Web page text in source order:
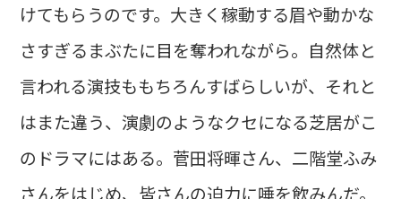
けてもらうのです。大きく稼動する眉や動かな
さすぎるまぶたに目を奪われながら。自然体と
言われる演技ももちろんすばらしいが、それと
はまた違う、演劇のようなクセになる芝居がこ
のドラマにはある。菅田将暉さん、二階堂ふみ
さんをはじめ、皆さんの迫力に唾を飲みんだ。